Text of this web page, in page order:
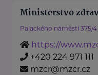
Ministerstvo
Palackého náměstí 375/4
https://
+420 224 971 111
mzcr@mzcr.cz